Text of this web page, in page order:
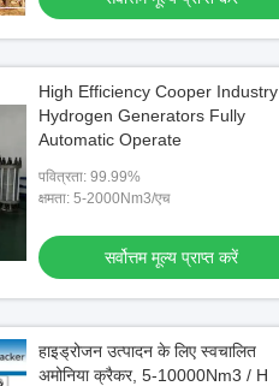
High Efficiency Cooper Industry
Hydrogen Generators Fully
Automatic Operate
पवित्रता: 99.99%
क्षमता: 5-2000Nm3/एच
सर्वोत्तम मूल्य प्राप्त करें
हाइड्रोजन उत्पादन के लिए स्वचालित
अमोनिया क्रैकर, 5-10000Nm3 / H